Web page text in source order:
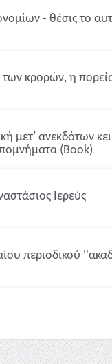
- θέσις το
κρορών, η
μετʹ ανεκδότων
(Book)
Ιερεύς
περιοδικού